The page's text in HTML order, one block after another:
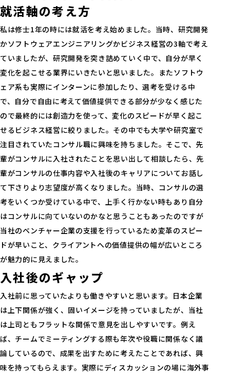
就活軸の考え方
私は修士1年の時には就活を考え始めました。当時、研究開発
かソフトウェアエンジニアリングかビジネス経営の3軸で考え
ていましたが、研究開発を突き詰めていく中で、自分が早く
変化を起こせる業界にいきたいと思いました。またソフトウ
ェア系も実際にインターンに参加したり、選考を受ける中
で、自分で自由に考えて価値提供できる部分が少なく感じた
ので最終的には創造力を使って、変化のスピードが早く起こ
せるビジネス経営に絞りました。その中でも大学や研究室で
注目されていたコンサル職に興味を持ちました。そこで、先
輩がコンサルに入社されたことを思い出して相談したら、先
輩がコンサルの仕事内容や入社後のキャリアについてお話し
て下さりより志望度が高くなりました。当時、コンサルの選
考をいくつか受けている中で、上手く行かない時もあり自分
はコンサルに向ていないのかなと思うこともあったのですが
当社のベンチャー企業の支援を行っているため変革のスピー
ドが早いこと、クライアントへの価値提供の幅が広いところ
が魅力的に見えました。
入社後のギャップ
入社前に思っていたよりも働きやすいと思います。日本企業
は上下関係が強く、固いイメージを持っていましたが、当社
は上司ともフラットな関係で意見を出しやすいです。例え
ば、チームでミーティングする際も年次や役職に関係なく議
論しているので、成果を出すために考えたことであれば、興
味を持ってもらえます。実際にディスカッションの場に海外事